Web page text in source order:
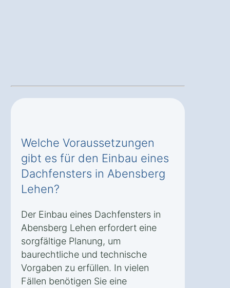
Welche Voraussetzungen
gibt es für den Einbau eines
Dachfensters in Abensberg
Lehen?
Der Einbau eines Dachfensters in
Abensberg Lehen erfordert eine
sorgfältige Planung, um
baurechtliche und technische
Vorgaben zu erfüllen. In vielen
Fällen benötigen Sie eine